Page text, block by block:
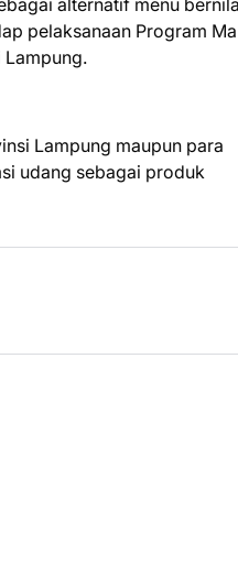
alternatif menu
pelaksanaan Program
Lampung.
Lampung maupun para
udang sebagai produk